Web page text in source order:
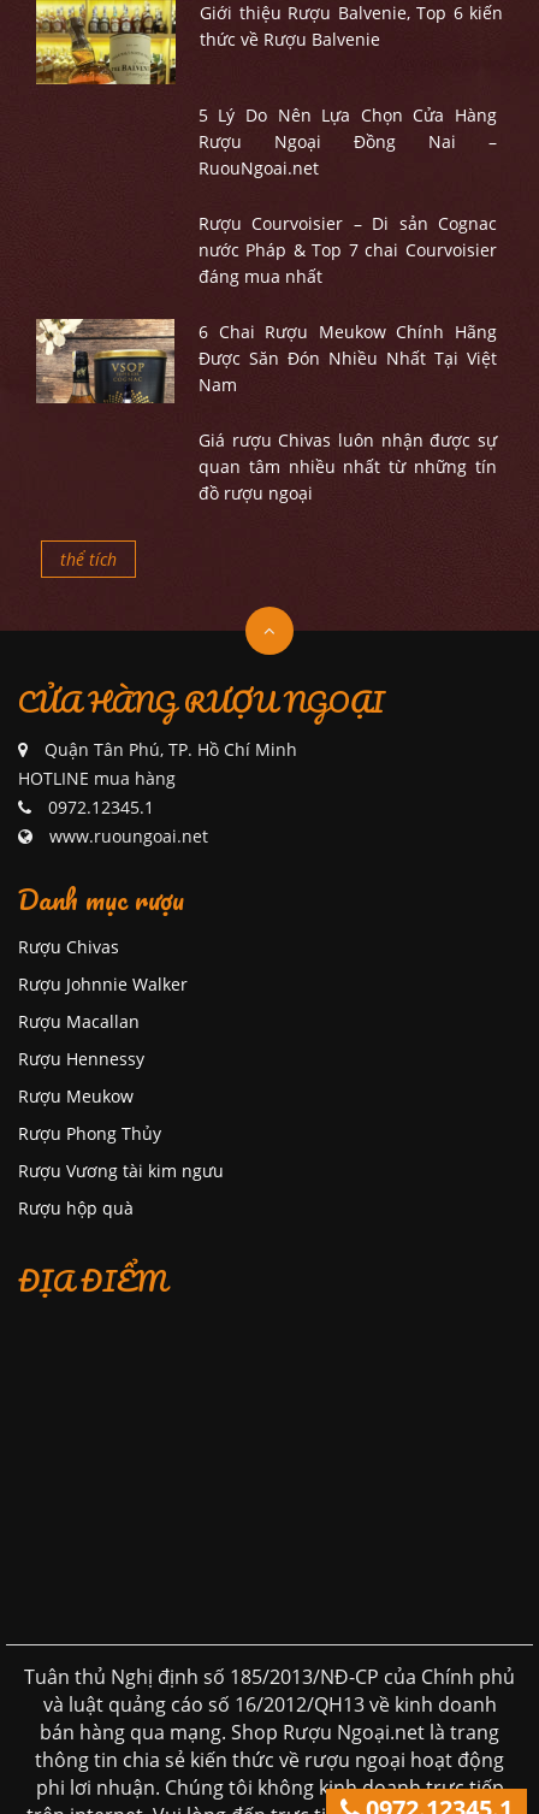
Giới thiệu Rượu Balvenie, Top 6 kiến
thức về Rượu Balvenie
5 Lý Do Nên Lựa Chọn Cửa Hàng
Rượu Ngoại Đồng Nai –
RuouNgoai.net
Rượu Courvoisier – Di sản Cognac
nước Pháp & Top 7 chai Courvoisier
đáng mua nhất
6 Chai Rượu Meukow Chính Hãng
Được Săn Đón Nhiều Nhất Tại Việt
Nam
Giá rượu Chivas luôn nhận được sự
quan tâm nhiều nhất từ những tín
đồ rượu ngoại
thể tích
CỬA HÀNG RƯỢU NGOẠI
Quận Tân Phú, TP. Hồ Chí Minh
HOTLINE mua hàng
0972.12345.1
www.ruoungoai.net
Danh mục rượu
Rượu Chivas
Rượu Johnnie Walker
Rượu Macallan
Rượu Hennessy
Rượu Meukow
Rượu Phong Thủy
Rượu Vương tài kim ngưu
Rượu hộp quà
ĐỊA ĐIỂM
Tuân thủ Nghị định số 185/2013/NĐ-CP của Chính phủ
và luật quảng cáo số 16/2012/QH13 về kinh doanh
bán hàng qua mạng. Shop Rượu Ngoại.net là trang
thông tin chia sẻ kiến thức về rượu ngoại hoạt động
phi lơi nhuận. Chúng tôi không kinh doanh trực tiếp